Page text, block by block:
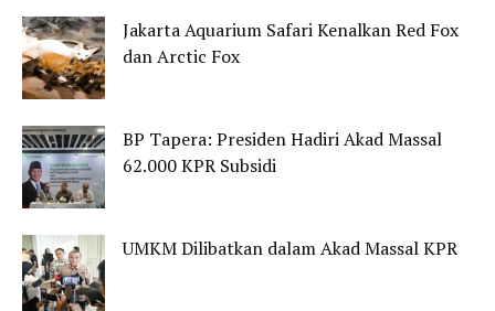
Jakarta Aquarium Safari Kenalkan Red Fox
dan Arctic Fox
BP Tapera: Presiden Hadiri Akad Massal
62.000 KPR Subsidi
UMKM Dilibatkan dalam Akad Massal KPR